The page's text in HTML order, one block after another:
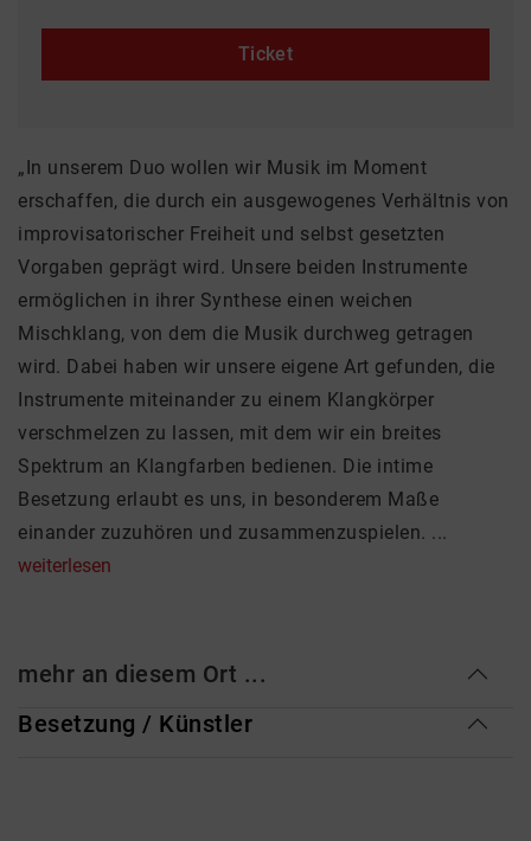
Ticket
„In unserem Duo wollen wir Musik im Moment
erschaffen, die durch ein ausgewogenes Verhältnis von
improvisatorischer Freiheit und selbst gesetzten
Vorgaben geprägt wird. Unsere beiden Instrumente
ermöglichen in ihrer Synthese einen weichen
Mischklang, von dem die Musik durchweg getragen
wird. Dabei haben wir unsere eigene Art gefunden, die
Instrumente miteinander zu einem Klangkörper
verschmelzen zu lassen, mit dem wir ein breites
Spektrum an Klangfarben bedienen. Die intime
Besetzung erlaubt es uns, in besonderem Maße
einander zuzuhören und zusammenzuspielen. ...
weiterlesen
mehr an diesem Ort ...
Besetzung / Künstler